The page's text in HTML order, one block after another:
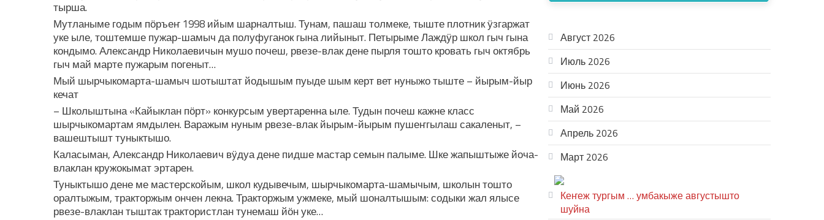
тырша.
Мутланыме годым пӧръеҥ 1998 ийым шарналтыш. Тунам, пашаш толмеке, тыште плотник ӱзгаржат
уке ыле, тоштемше пужар-шамыч да полуфуганок гына лийыныт. Петырыме Лаждӱр школ гыч гына
кондымо. Александр Николаевичын мушо почеш, рвезе-влак дене пырля тошто кровать гыч октябрь
гыч май марте пужарым погеныт…
Мый шырчыкомарта-шамыч шотыштат йодышым пуыде шым керт вет нуныжо тыште – йырым-йыр
кечат
– Школыштына «Кайыклан пӧрт» конкурсым увертаренна ыле. Тудын почеш кажне класс
шырчыкомартам ямдылен. Варажым нуным рвезе-влак йырым-йырым пушеҥгылаш сакаленыт, –
вашештышт туныктышо.
Каласыман, Александр Николаевич вӱдуа дене пидше мастар семын палыме. Шке жапыштыже йоча-
влаклан кружокымат эртарен.
Туныктышо дене ме мастерскойым, школ кудывечым, шырчыкомарта-шамычым, школын тошто
оралтыжым, тракторжым ончен лекна. Тракторжым ужмеке, мый шоналтышым: содыки жал ялысе
рвезе-влаклан тыштак трактористлан тунемаш йӧн уке…
Август 2026
Июль 2026
Июнь 2026
Май 2026
Апрель 2026
Март 2026
Кеҥеж тургым … умбакыже августышто
шуйна